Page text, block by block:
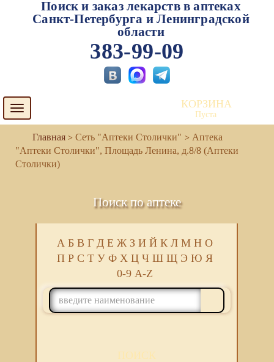
Поиск и заказ лекарств в аптеках
Санкт-Петербурга и Ленинградской
области
383-99-09
Toggle
navigation
КОРЗИНА
Пуста
Сеть "Аптеки Столички"
Аптека
"Аптеки Столички", Площадь Ленина, д.8/8 (Аптеки
Столички)
Поиск по аптеке
А Б В Г Д Е Ж З И Й К Л М Н О
П Р С Т У Ф Х Ц Ч Ш Щ Э Ю Я
0-9 A-Z
ПОИСК